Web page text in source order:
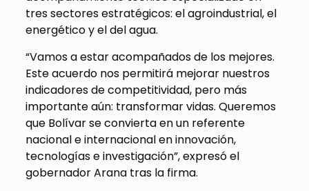
tres sectores estratégicos: el agroindustrial, el
energético y el del agua.
“Vamos a estar acompañados de los mejores.
Este acuerdo nos permitirá mejorar nuestros
indicadores de competitividad, pero más
importante aún: transformar vidas. Queremos
que Bolívar se convierta en un referente
nacional e internacional en innovación,
tecnologías e investigación”, expresó el
gobernador Arana tras la firma.